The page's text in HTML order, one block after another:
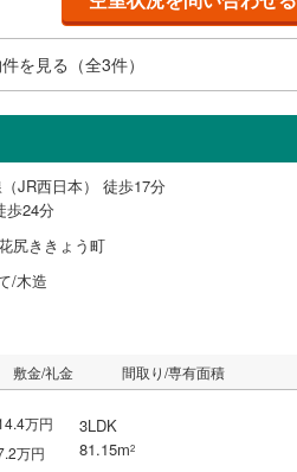
を見る（全3件）
JR西日本） 徒歩17分
歩24分
尻ききょう町
/木造
敷金/礼金 間取り/専有面積
万円
万円
3LDK
81.15m2